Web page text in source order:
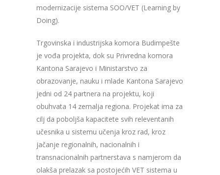
modernizacije sistema SOO/VET (Learning by
Doing).
Trgovinska i industrijska komora Budimpešte
je vođa projekta, dok su Privredna komora
Kantona Sarajevo i Ministarstvo za
obrazovanje, nauku i mlade Kantona Sarajevo
jedni od 24 partnera na projektu, koji
obuhvata 14 zemalja regiona. Projekat ima za
cilj da poboljša kapacitete svih releventanih
učesnika u sistemu učenja kroz rad, kroz
jačanje regionalnih, nacionalnih i
transnacionalnih partnerstava s namjerom da
olakša prelazak sa postojećih VET sistema u